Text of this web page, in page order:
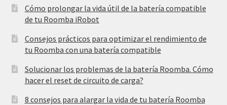
Cómo prolongar la vida útil de la batería compatible
de tu Roomba iRobot
Consejos prácticos para optimizar el rendimiento de
tu Roomba con una batería compatible
Solucionar los problemas de la batería Roomba. Cómo
hacer el reset de circuito de carga?
8 consejos para alargar la vida de tu batería Roomba